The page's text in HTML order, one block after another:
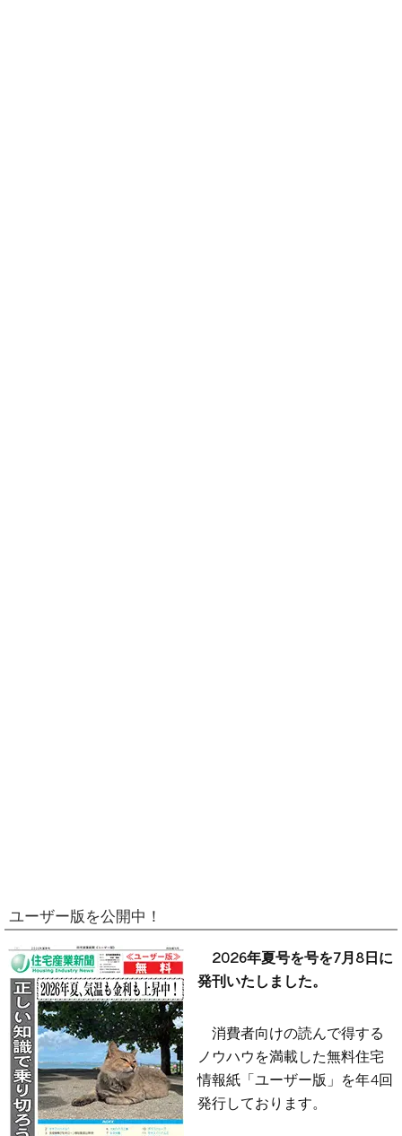
ユーザー版を公開中！
2026年夏号を号を7月8日に
発刊いたしました。
消費者向けの読んで得する
ノウハウを満載した無料住宅
情報紙「ユーザー版」を年4回
発行しております。